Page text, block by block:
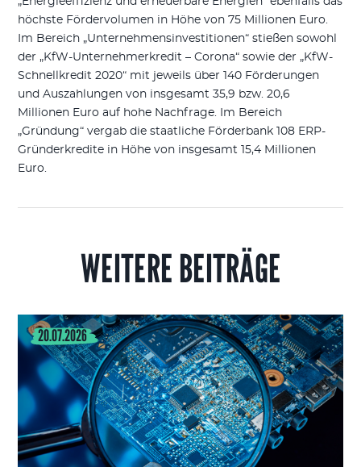
höchste Fördervolumen in Höhe von 75 Millionen Euro.
Im Bereich „Unternehmensinvestitionen“ stießen sowohl
der „KfW-Unternehmerkredit – Corona“ sowie der „KfW-
Schnellkredit 2020“ mit jeweils über 140 Förderungen
und Auszahlungen von insgesamt 35,9 bzw. 20,6
Millionen Euro auf hohe Nachfrage. Im Bereich
„Gründung“ vergab die staatliche Förderbank 108 ERP-
Gründerkredite in Höhe von insgesamt 15,4 Millionen
Euro.
WEITERE BEITRÄGE
20.07.2026